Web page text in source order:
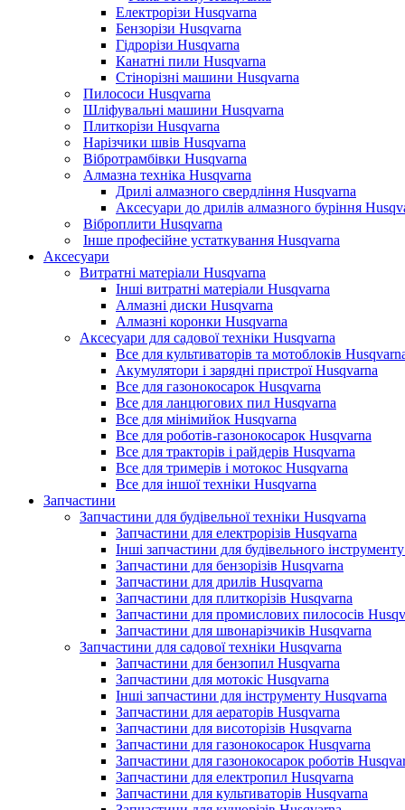
Електрорізи Husqvarna
Бензорізи Husqvarna
Гідрорізи Husqvarna
Канатні пили Husqvarna
Стінорізні машини Husqvarna
Пилососи Husqvarna
Шліфувальні машини Husqvarna
Плиткорізи Husqvarna
Нарізчики швів Husqvarna
Вібротрамбівки Husqvarna
Алмазна техніка Husqvarna
Дрилі алмазного свердління Husqvarna
Аксесуари до дрилів алмазного буріння
Віброплити Husqvarna
Інше професійне устаткування Husqvarna
Аксесуари
Витратні матеріали Husqvarna
Інші витратні матеріали Husqvarna
Алмазні диски Husqvarna
Алмазні коронки Husqvarna
Аксесуари для садової техніки Husqvarna
Все для культиваторів та мотоблоків
Акумулятори і зарядні пристрої Husqvarna
Все для газонокосарок Husqvarna
Все для ланцюгових пил Husqvarna
Все для мінімийок Husqvarna
Все для роботів-газонокосарок Husqvarna
Все для тракторів і райдерів Husqvarna
Все для тримерів і мотокос Husqvarna
Все для іншої техніки Husqvarna
Запчастини
Запчастини для будівельної техніки Husqvarna
Запчастини для електрорізів Husqvarna
Інші запчастини для будівельного
Запчастини для бензорізів Husqvarna
Запчастини для дрилів Husqvarna
Запчастини для плиткорізів Husqvarna
Запчастини для промислових пилососів
Запчастини для швонарізчиків Husqvarna
Запчастини для садової техніки Husqvarna
Запчастини для бензопил Husqvarna
Запчастини для мотокіс Husqvarna
Інші запчастини для інструменту Husqvarna
Запчастини для аераторів Husqvarna
Запчастини для висоторізів Husqvarna
Запчастини для газонокосарок Husqvarna
Запчастини для газонокосарок роботів
Запчастини для електропил Husqvarna
Запчастини для культиваторів Husqvarna